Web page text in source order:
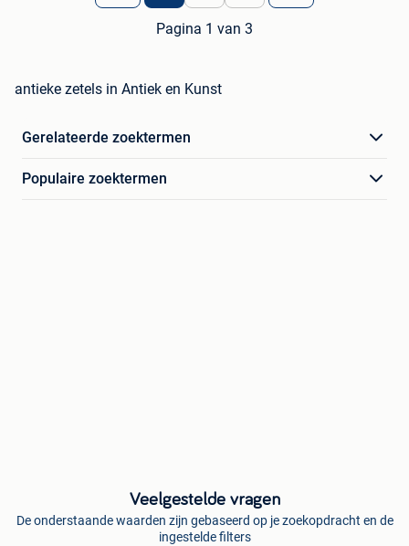
Pagina 1 van 3
antieke zetels in Antiek en Kunst
Gerelateerde zoektermen
Populaire zoektermen
Veelgestelde vragen
De onderstaande waarden zijn gebaseerd op je zoekopdracht en de
ingestelde filters